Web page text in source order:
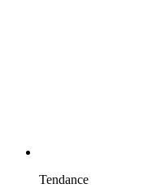
Tendance